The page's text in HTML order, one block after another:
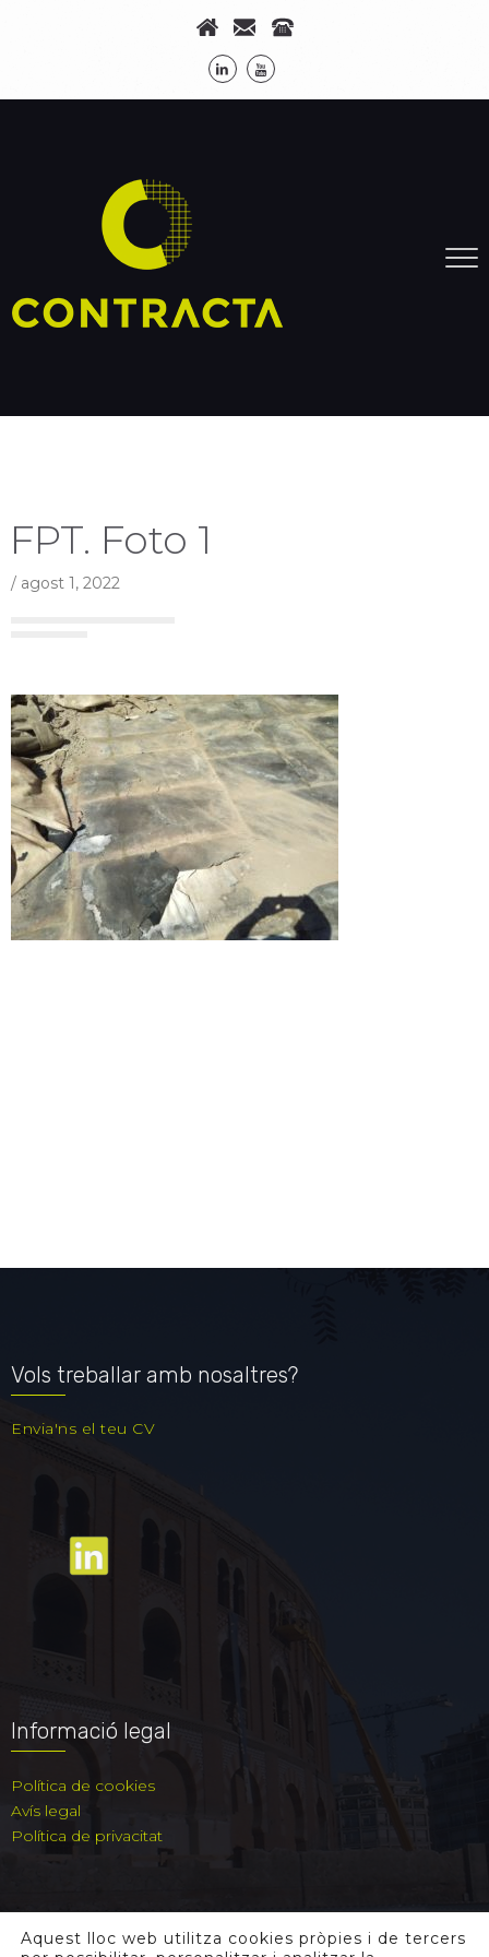
FPT. Foto 1
/ agost 1, 2022
Vols treballar amb nosaltres?
Envia'ns el teu CV
Informació legal
Política de cookies
Avís legal
Política de privacitat
Aquest lloc web utilitza cookies pròpies i de tercers